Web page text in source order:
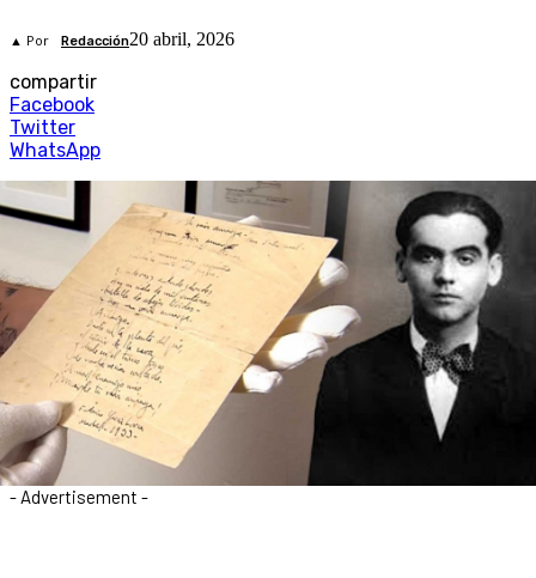
▲ Por Redacción20 abril, 2026
compartir
Facebook
Twitter
WhatsApp
- Advertisement -